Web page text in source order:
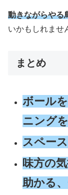
動きながらやる
いかもしれませ
まとめ
ボール
ニング
スペー
味方の
助かる